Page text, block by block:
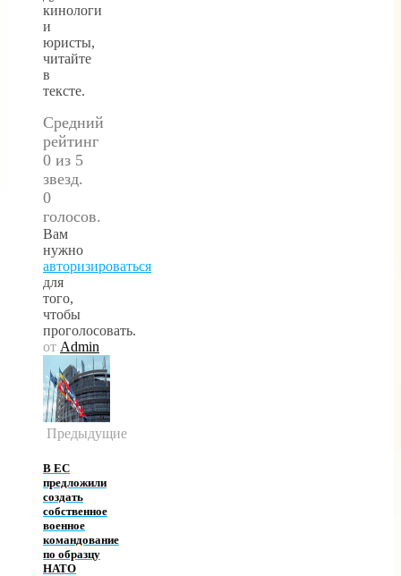
кинологи
и
юристы,
читайте
в
тексте.
Средний
рейтинг
0 из 5
звезд.
0
голосов.
Вам
нужно
авторизироваться
для
того,
чтобы
проголосовать.
от Admin
Предыдущие
В ЕС
предложили
создать
собственное
военное
командование
по образцу
НАТО